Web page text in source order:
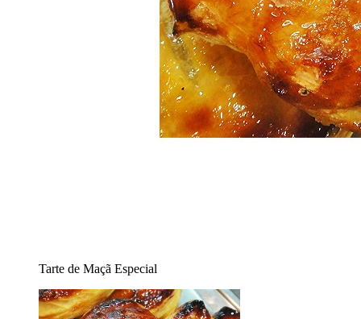
Tarte de Maçã Especial